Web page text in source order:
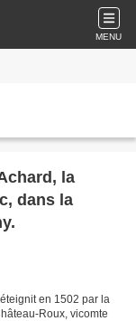
MENU
la
dans la
en 1502 par la
Roux, vicomte